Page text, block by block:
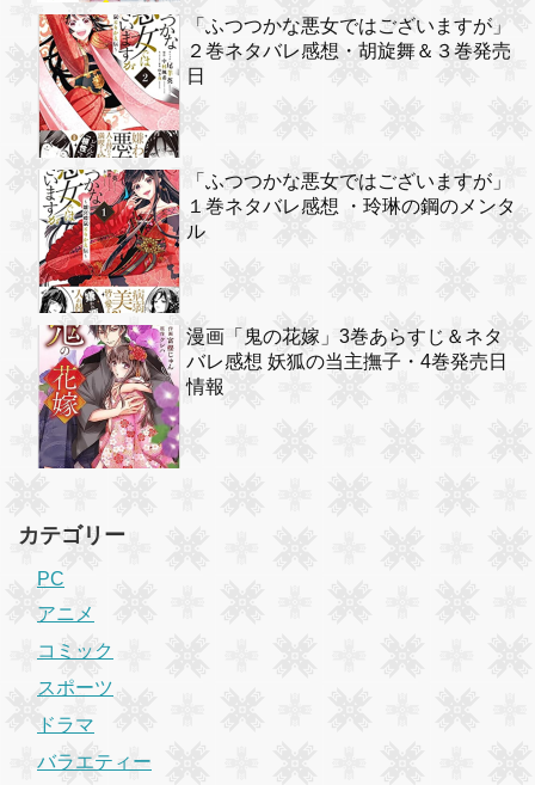
「ふつつかな悪女ではございますが」
２巻ネタバレ感想・胡旋舞＆３巻発売
日
「ふつつかな悪女ではございますが」
１巻ネタバレ感想 ・玲琳の鋼のメンタ
ル
漫画「鬼の花嫁」3巻あらすじ＆ネタ
バレ感想 妖狐の当主撫子・4巻発売日
情報
カテゴリー
PC
アニメ
コミック
スポーツ
ドラマ
バラエティー